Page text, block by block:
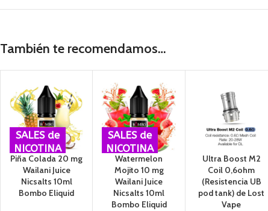
A que esperas, disfruta ya deQ-ULTRA de Lost Vape kit de vapeo
También te recomendamos…
SALES de
NICOTINA
Piña Colada 20 mg
Wailani Juice
Nicsalts 10ml
Bombo Eliquid
SALES de
NICOTINA
Watermelon
Mojito 10 mg
Wailani Juice
Nicsalts 10ml
Bombo Eliquid
Ultra Boost M2
Coil 0,6ohm
(Resistencia UB
pod tank) de Lost
Vape